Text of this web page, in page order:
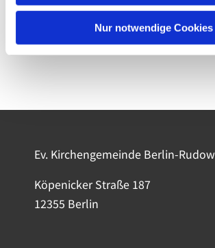
Nur notwendige Cookies
Ev. Kirchengemeinde Berlin-Rudow
Köpenicker Straße 187
12355 Berlin